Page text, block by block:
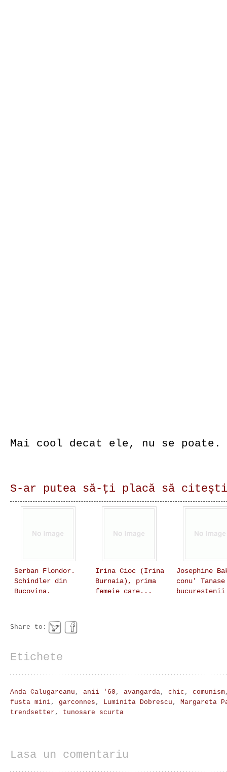
Mai cool decat ele, nu se poate.
S-ar putea să-ţi placă să
Serban Flondor.
Schindler din
Bucovina.
Irina Cioc (Irina
Burnaia), prima
femeie care...
Josephine
conu'
bucurestenii
Share to:
Etichete
Anda Calugareanu , anii '60 , avangarda, chic , comunism
fusta mini, garconnes , Luminita Dobrescu , Margareta
trendsetter , tunosare scurta
Lasa un comentariu